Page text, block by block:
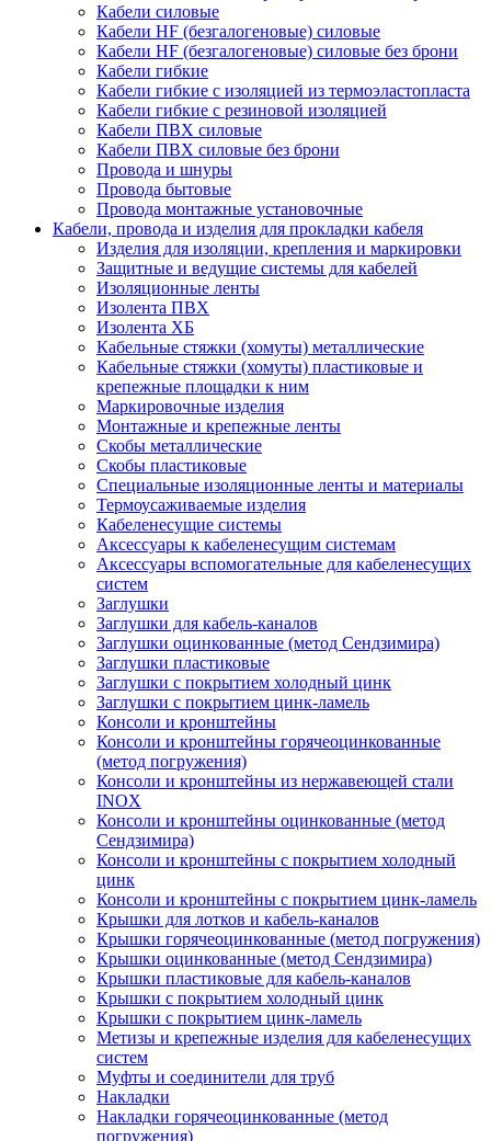
Кабели силовые
Кабели HF (безгалогеновые) силовые
Кабели HF (безгалогеновые) силовые без брони
Кабели гибкие
Кабели гибкие с изоляцией из термоэластопласта
Кабели гибкие с резиновой изоляцией
Кабели ПВХ силовые
Кабели ПВХ силовые без брони
Провода и шнуры
Провода бытовые
Провода монтажные установочные
Кабели, провода и изделия для прокладки кабеля
Изделия для изоляции, крепления и маркировки
Защитные и ведущие системы для кабелей
Изоляционные ленты
Изолента ПВХ
Изолента ХБ
Кабельные стяжки (хомуты) металлические
Кабельные стяжки (хомуты) пластиковые и
крепежные площадки к ним
Маркировочные изделия
Монтажные и крепежные ленты
Скобы металлические
Скобы пластиковые
Специальные изоляционные ленты и материалы
Термоусаживаемые изделия
Кабеленесущие системы
Аксессуары к кабеленесущим системам
Аксессуары вспомогательные для кабеленесущих
систем
Заглушки
Заглушки для кабель-каналов
Заглушки оцинкованные (метод Сендзимира)
Заглушки пластиковые
Заглушки с покрытием холодный цинк
Заглушки с покрытием цинк-ламель
Консоли и кронштейны
Консоли и кронштейны горячеоцинкованные
(метод погружения)
Консоли и кронштейны из нержавеющей стали
INOX
Консоли и кронштейны оцинкованные (метод
Сендзимира)
Консоли и кронштейны с покрытием холодный
цинк
Консоли и кронштейны с покрытием цинк-ламель
Крышки для лотков и кабель-каналов
Крышки горячеоцинкованные (метод погружения)
Крышки оцинкованные (метод Сендзимира)
Крышки пластиковые для кабель-каналов
Крышки с покрытием холодный цинк
Крышки с покрытием цинк-ламель
Метизы и крепежные изделия для кабеленесущих
систем
Муфты и соединители для труб
Накладки
Накладки горячеоцинкованные (метод
погружения)